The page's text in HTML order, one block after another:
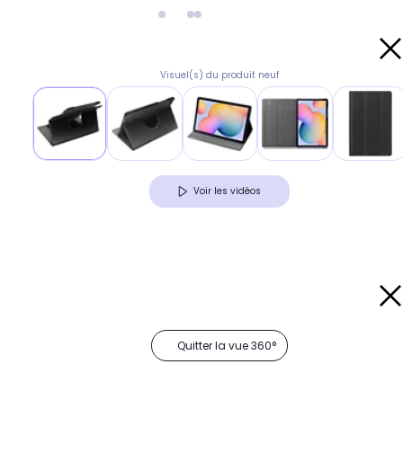
Visuel(s) du produit neuf
Voir les vidéos
Quitter la vue 360°